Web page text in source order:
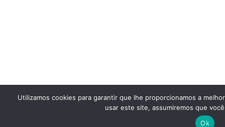
Utilizamos cookies para garantir que lhe proporcionamos a
usar este site, assumiremos que
Ok